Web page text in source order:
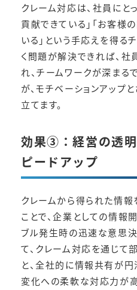
クレーム対応は、社員にと
貢献できている」「お客様
いる」という手応えを得る
く問題が解決できれば、
れ、チームワークが深まる
が、モチベーションアップ
立てます。
効果③：経営の透
ピードアップ
クレームから得られた情
ことで、企業としての情報
ブル発生時の迅速な意思決
て、クレーム対応を通じて
と、全社的に情報共有が
変化への柔軟な対応力が高